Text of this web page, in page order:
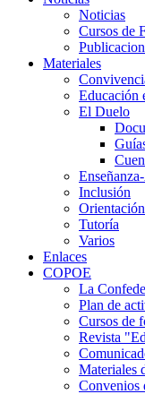
Noticias
Cursos de
Materiales
Educación
El Duelo
Inclusión
Tutoría
Varios
Enlaces
COPOE
La
Plan de
Cursos de
Revista
Materiales
Convenios